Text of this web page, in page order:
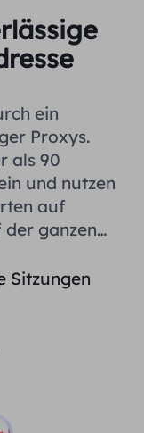
ein
Proxys.
als 90
und nutzen
auf
ganzen
Daten zu
Sitzungen